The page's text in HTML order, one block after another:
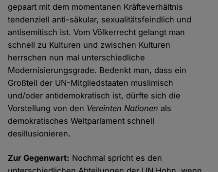
gepaart mit dem momentanen Kräfteverhältnis
tendenziell anti-säkular, sexualitätsfeindlich und
antisemitisch ist. Vom Völkerrecht gelangt man
schnell zu Kulturen und zwischen Kulturen
herrschen nun mal unterschiedliche
Modernisierungsgrade. Bedenkt man, dass ein
Großteil der UN-Mitgliedstaaten muslimisch
und/oder antidemokratisch ist, dürfte sich die
Vorstellung von den Vereinten Nationen als
demokratisches Weltparlament schnell
desillusionieren.
Zur Gegenwart: Nochmal spricht es den